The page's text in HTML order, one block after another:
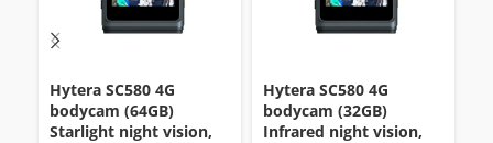
Hytera SC580 4G
bodycam (64GB)
Starlight night vision,
Hytera SC580 4G
bodycam (32GB)
Infrared night vision,